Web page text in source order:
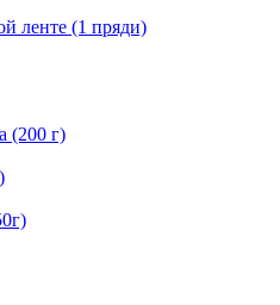
ленте (1 пряди)
(200 г)